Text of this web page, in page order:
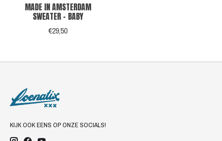
MADE IN AMSTERDAM
SWEATER - BABY
€29,50
KIJK OOK EENS OP ONZE SOCIALS!